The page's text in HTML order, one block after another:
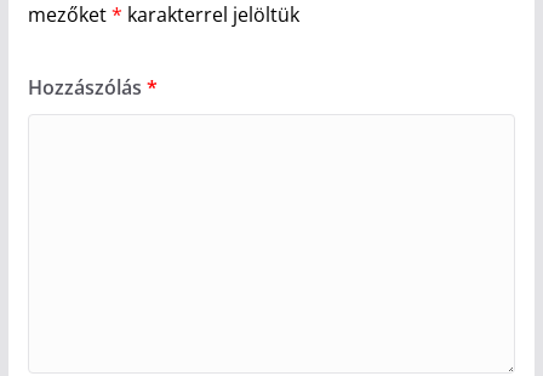
mezőket* karakterrel jelöltük
Hozzászólás *